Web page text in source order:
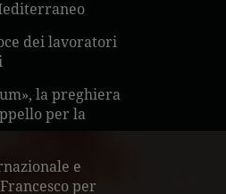
dei lavoratori
la preghiera
per la
e
per